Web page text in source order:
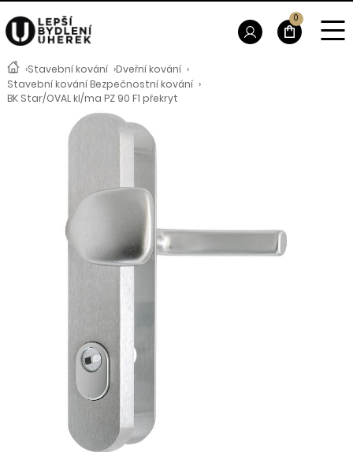
›Stavební kování ›Dveřní kování ›
Stavební kování Bezpečnostní kování ›
BK Star/OVAL kl/ma PZ 90 F1 překryt
0